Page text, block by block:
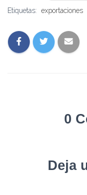
Etiquetas: exportaciones
0
Deja